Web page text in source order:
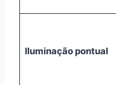
Iluminação pontual